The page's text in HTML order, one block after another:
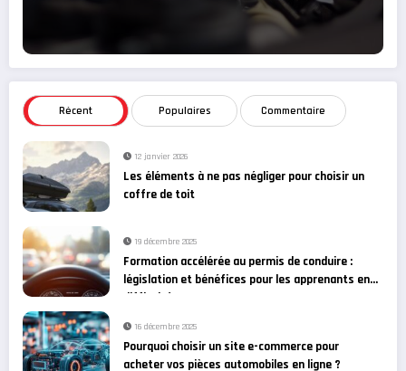
Récent Populaires Commentaire
12 janvier 2026
Les éléments à ne pas négliger pour choisir un
coffre de toit
19 décembre 2025
Formation accélérée au permis de conduire :
législation et bénéfices pour les apprenants en
difficulté
16 décembre 2025
Pourquoi choisir un site e-commerce pour
acheter vos pièces automobiles en ligne ?